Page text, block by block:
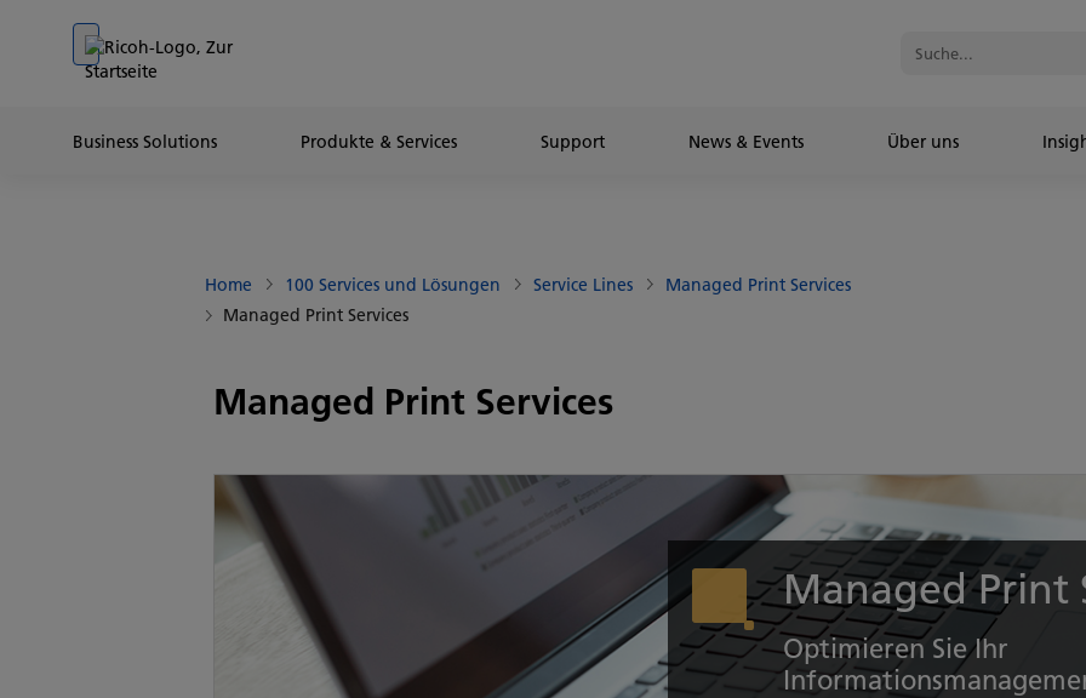
Go to content
Go to footer
Business Solutions Produkte & Services Support News & Events Über uns
Home 100 Services und Lösungen Service Lines
Managed Print Services
Managed Print Services
Managed Print Services
Managed Print
Optimieren Sie Ihr